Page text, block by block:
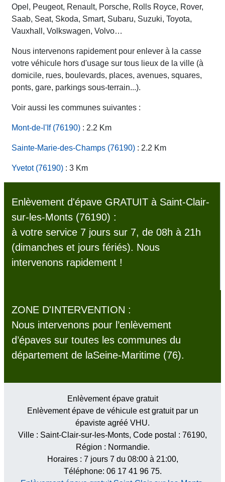
Opel, Peugeot, Renault, Porsche, Rolls Royce, Rover,
Saab, Seat, Skoda, Smart, Subaru, Suzuki, Toyota,
Vauxhall, Volkswagen, Volvo…
Nous intervenons rapidement pour enlever à la casse
votre véhicule hors d'usage sur tous lieux de la ville (à
domicile, rues, boulevards, places, avenues, squares,
ponts, gare, parkings sous-terrain...).
Voir aussi les communes suivantes :
Mont-de-l'If (76190) : 2.2 Km
Sainte-Marie-des-Champs (76190) : 2.2 Km
Yvetot (76190) : 3 Km
Enlèvement d'épave GRATUIT à Saint-Clair-
sur-les-Monts (76190) :
à votre service 7 jours sur 7, de 08h à 21h
(dimanches et jours fériés). Nous
intervenons rapidement !
ZONE D'INTERVENTION :
Nous intervenons pour l’enlèvement
d’épaves sur toutes les communes du
département de laSeine-Maritime (76).
Enlèvement épave gratuit
Enlèvement épave de véhicule est gratuit par un
épaviste agréé VHU.
Ville : Saint-Clair-sur-les-Monts, Code postal : 76190,
Région : Normandie.
Horaires : 7 jours 7 du 08:00 à 21:00,
Téléphone: 06 17 41 96 75.